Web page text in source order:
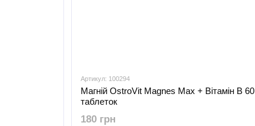
Артикул: 100294
Магній OstroVit Magnes Max + Вітамін B 60
таблеток
180 грн